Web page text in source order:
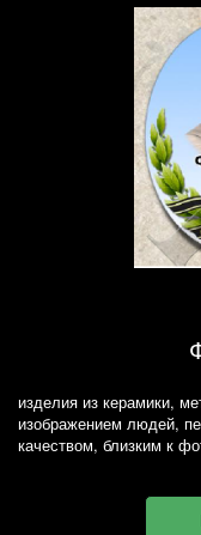
изделия из керамики,
изображением людей,
качеством, близким к